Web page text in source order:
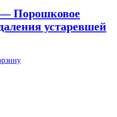
Порошковое
устаревшей